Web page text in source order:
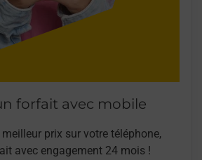
forfait avec mobile
prix sur votre téléphone,
avec engagement 24 mois !